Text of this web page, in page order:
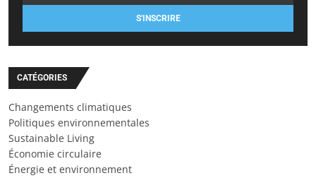
S'INSCRIRE
CATÉGORIES
Changements climatiques
Politiques environnementales
Sustainable Living
Économie circulaire
Énergie et environnement